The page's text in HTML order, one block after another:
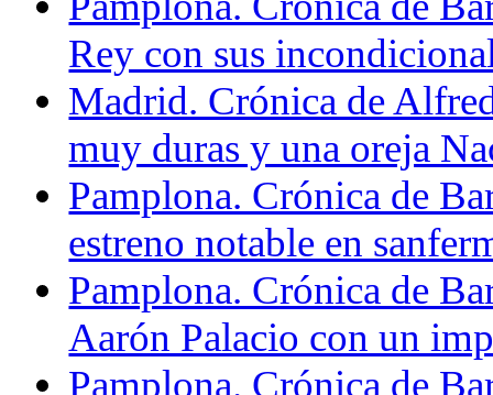
Rey con sus
Madrid. Crónica de
muy duras y una oreja
Pamplona. Crónica de
estreno notable en
Pamplona. Crónica de
Aarón Palacio con un
Pamplona. Crónica de